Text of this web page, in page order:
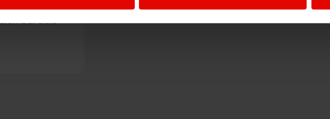
de las
del ciclo